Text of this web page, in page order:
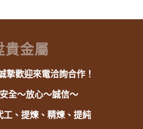
貴金屬
摯歡迎來電洽詢合作！
全～放心～誠信～
工、提煉、精煉、提純